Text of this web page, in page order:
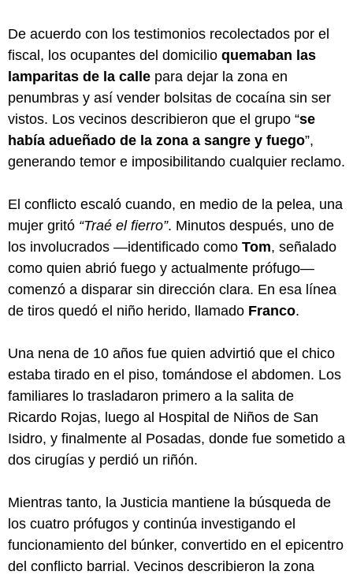
De acuerdo con los testimonios recolectados por el
fiscal, los ocupantes del domicilio quemaban las
lamparitas de la calle para dejar la zona en
penumbras y así vender bolsitas de cocaína sin ser
vistos. Los vecinos describieron que el grupo “se
había adueñado de la zona a sangre y fuego”,
generando temor e imposibilitando cualquier reclamo.
El conflicto escaló cuando, en medio de la pelea, una
mujer gritó “Traé el fierro”. Minutos después, uno de
los involucrados —identificado como Tom, señalado
como quien abrió fuego y actualmente prófugo—
comenzó a disparar sin dirección clara. En esa línea
de tiros quedó el niño herido, llamado Franco.
Una nena de 10 años fue quien advirtió que el chico
estaba tirado en el piso, tomándose el abdomen. Los
familiares lo trasladaron primero a la salita de
Ricardo Rojas, luego al Hospital de Niños de San
Isidro, y finalmente al Posadas, donde fue sometido a
dos cirugías y perdió un riñón.
Mientras tanto, la Justicia mantiene la búsqueda de
los cuatro prófugos y continúa investigando el
funcionamiento del búnker, convertido en el epicentro
del conflicto barrial. Vecinos describieron la zona